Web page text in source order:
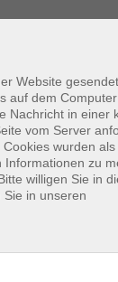
Website
auf dem
Nachricht in einer
vom Server
wurden
zu
willigen Sie in
in unseren